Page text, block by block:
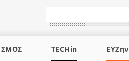
TECHin ΕΥΖην